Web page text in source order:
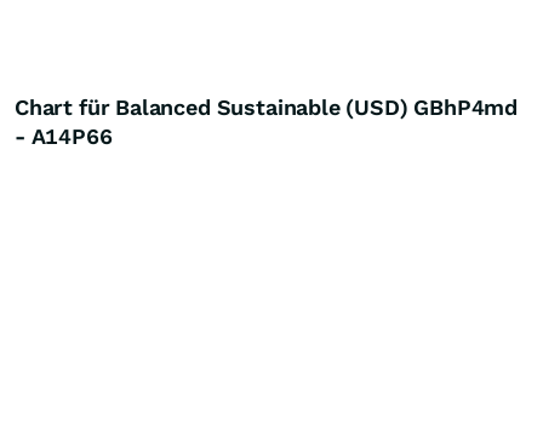
Chart für Balanced Sustainable (USD) GBhP4md
- A14P66